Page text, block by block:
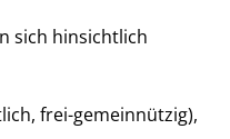
sich hinsichtlich
frei-gemeinnützig),